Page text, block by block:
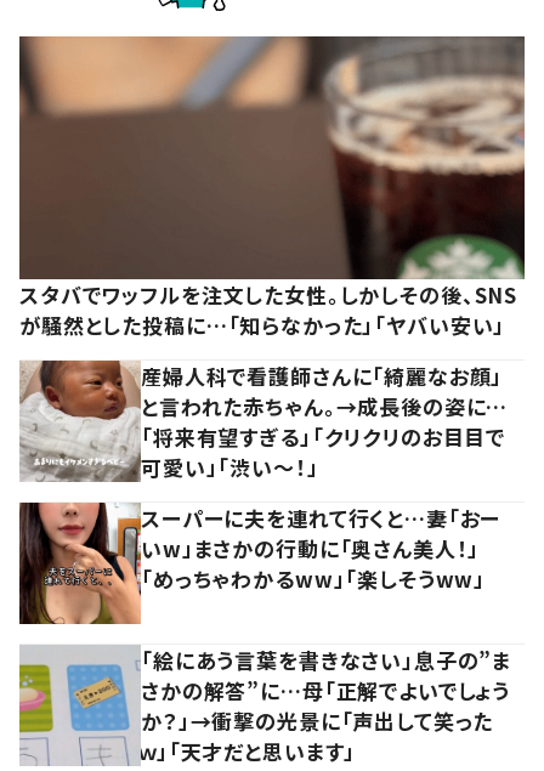
スタバでワッフルを注文した女性。しかしその後、SNS
が騒然とした投稿に…「知らなかった」「ヤバい安い」
産婦人科で看護師さんに「綺麗なお顔」
と言われた赤ちゃん。→成長後の姿に…
「将来有望すぎる」「クリクリのお目目で
可愛い」「渋い～！」
スーパーに夫を連れて行くと…妻「おー
いw」まさかの行動に「奥さん美人！」
「めっちゃわかるww」「楽しそうww」
「絵にあう言葉を書きなさい」息子の”ま
さかの解答”に…母「正解でよいでしょう
か？」→衝撃の光景に「声出して笑った
ｗ」「天才だと思います」